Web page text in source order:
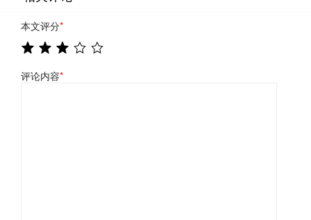
本文评分*
评论内容*